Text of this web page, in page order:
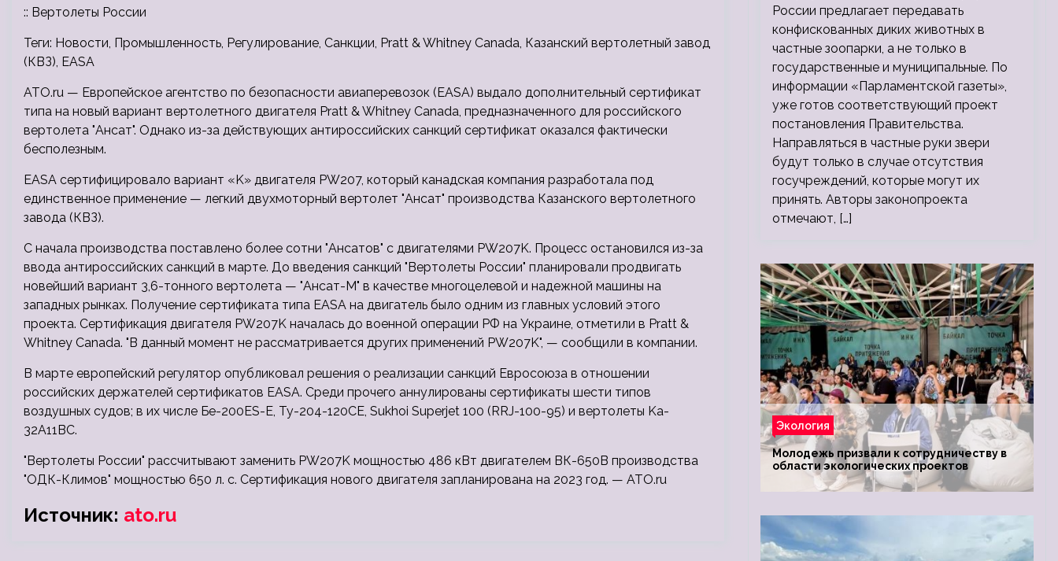
:: Вертолеты России
Теги: Новости, Промышленность, Регулирование, Санкции, Pratt & Whitney Canada, Казанский вертолетный завод
(КВЗ), EASA
ATO.ru — Европейское агентство по безопасности авиаперевозок (EASA) выдало дополнительный сертификат
типа на новый вариант вертолетного двигателя Pratt & Whitney Canada, предназначенного для российского
вертолета "Ансат". Однако из-за действующих антироссийских санкций сертификат оказался фактически
бесполезным.
EASA сертифицировало вариант «K» двигателя PW207, который канадская компания разработала под
единственное применение — легкий двухмоторный вертолет "Ансат" производства Казанского вертолетного
завода (КВЗ).
С начала производства поставлено более сотни "Ансатов" с двигателями PW207K. Процесс остановился из-за
ввода антироссийских санкций в марте. До введения санкций "Вертолеты России" планировали продвигать
новейший вариант 3,6-тонного вертолета — "Ансат-М" в качестве многоцелевой и надежной машины на
западных рынках. Получение сертификата типа EASA на двигатель было одним из главных условий этого
проекта. Сертификация двигателя PW207K началась до военной операции РФ на Украине, отметили в Pratt &
Whitney Canada. "В данный момент не рассматривается других применений PW207K", — сообщили в компании.
В марте европейский регулятор опубликовал решения о реализации санкций Евросоюза в отношении
российских держателей сертификатов EASA. Среди прочего аннулированы сертификаты шести типов
воздушных судов; в их числе Бе-200ES-E, Ту-204-120CE, Sukhoi Superjet 100 (RRJ-100-95) и вертолеты Ka-
32A11BC.
"Вертолеты России" рассчитывают заменить PW207K мощностью 486 кВт двигателем ВК-650В производства
"ОДК-Климов" мощностью 650 л. с. Сертификация нового двигателя запланирована на 2023 год. — ATO.ru
Источник: ato.ru
России предлагает передавать
конфискованных диких животных в
частные зоопарки, а не только в
государственные и муниципальные. По
информации «Парламентской газеты»,
уже готов соответствующий проект
постановления Правительства.
Направляться в частные руки звери
будут только в случае отсутствия
госучреждений, которые могут их
принять. Авторы законопроекта
отмечают, […]
Экология
Молодежь призвали к сотрудничеству в
области экологических проектов